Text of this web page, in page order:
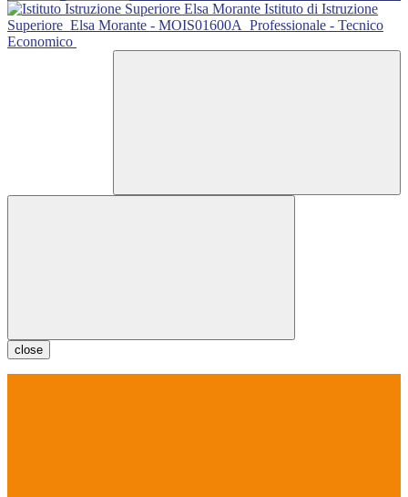
Istituto di Istruzione
Superiore Elsa Morante - MOIS01600A Professionale - Tecnico
Economico
close